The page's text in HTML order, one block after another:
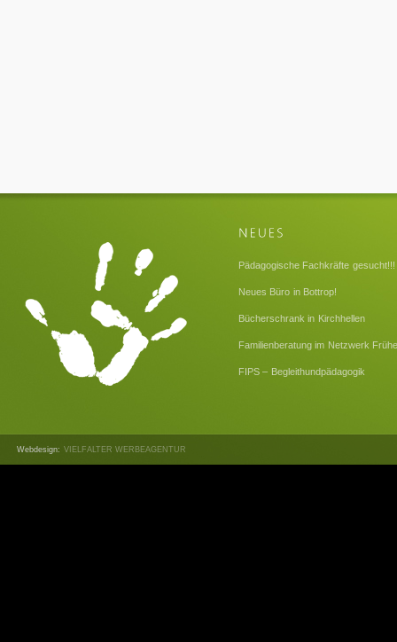
Pädagogische Fachkräfte gesucht!!!
Neues Büro in Bottrop!
Bücherschrank in Kirchhellen
Familienberatung im Netzwerk
FIPS – Begleithundpädagogik
Webdesign: VIELFALTER WERBEAGENTUR